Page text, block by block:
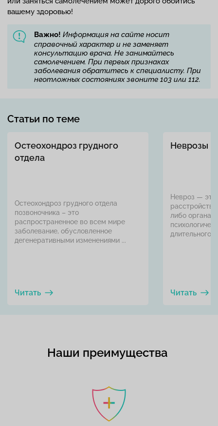
вашему здоровью!
Важно! Информация на сайте носит
справочный характер и не заменяет
консультацию врача. Не занимайтесь
самолечением. При первых признаках
заболевания обратитесь к специалисту. При
неотложных состояниях звоните 103 или 112.
Статьи по теме
Остеохондроз грудного
отдела
Остеохондроз грудного отдела
позвоночника – это
распространенное во всем мире
заболевание, обусловленное
дегенеративными изменениями ...
Читать
Неврозы
Невроз — это
либо органа.
длительного ...
Читать
Наши преимущества